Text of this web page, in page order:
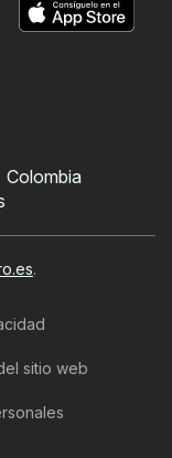
Colombia
.
sitio web